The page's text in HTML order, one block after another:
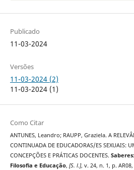
Publicado
11-03-2024
Versões
11-03-2024 (2)
11-03-2024 (1)
Como Citar
ANTUNES, Leandro; RAUPP, Graziela. A
CONTINUADA DE EDUCADORAS/ES SEXUAIS:
CONCEPÇÕES E PRÁTICAS DOCENTES.
Filosofia e Educação, [S. l.], v. 24, n. 1, p.